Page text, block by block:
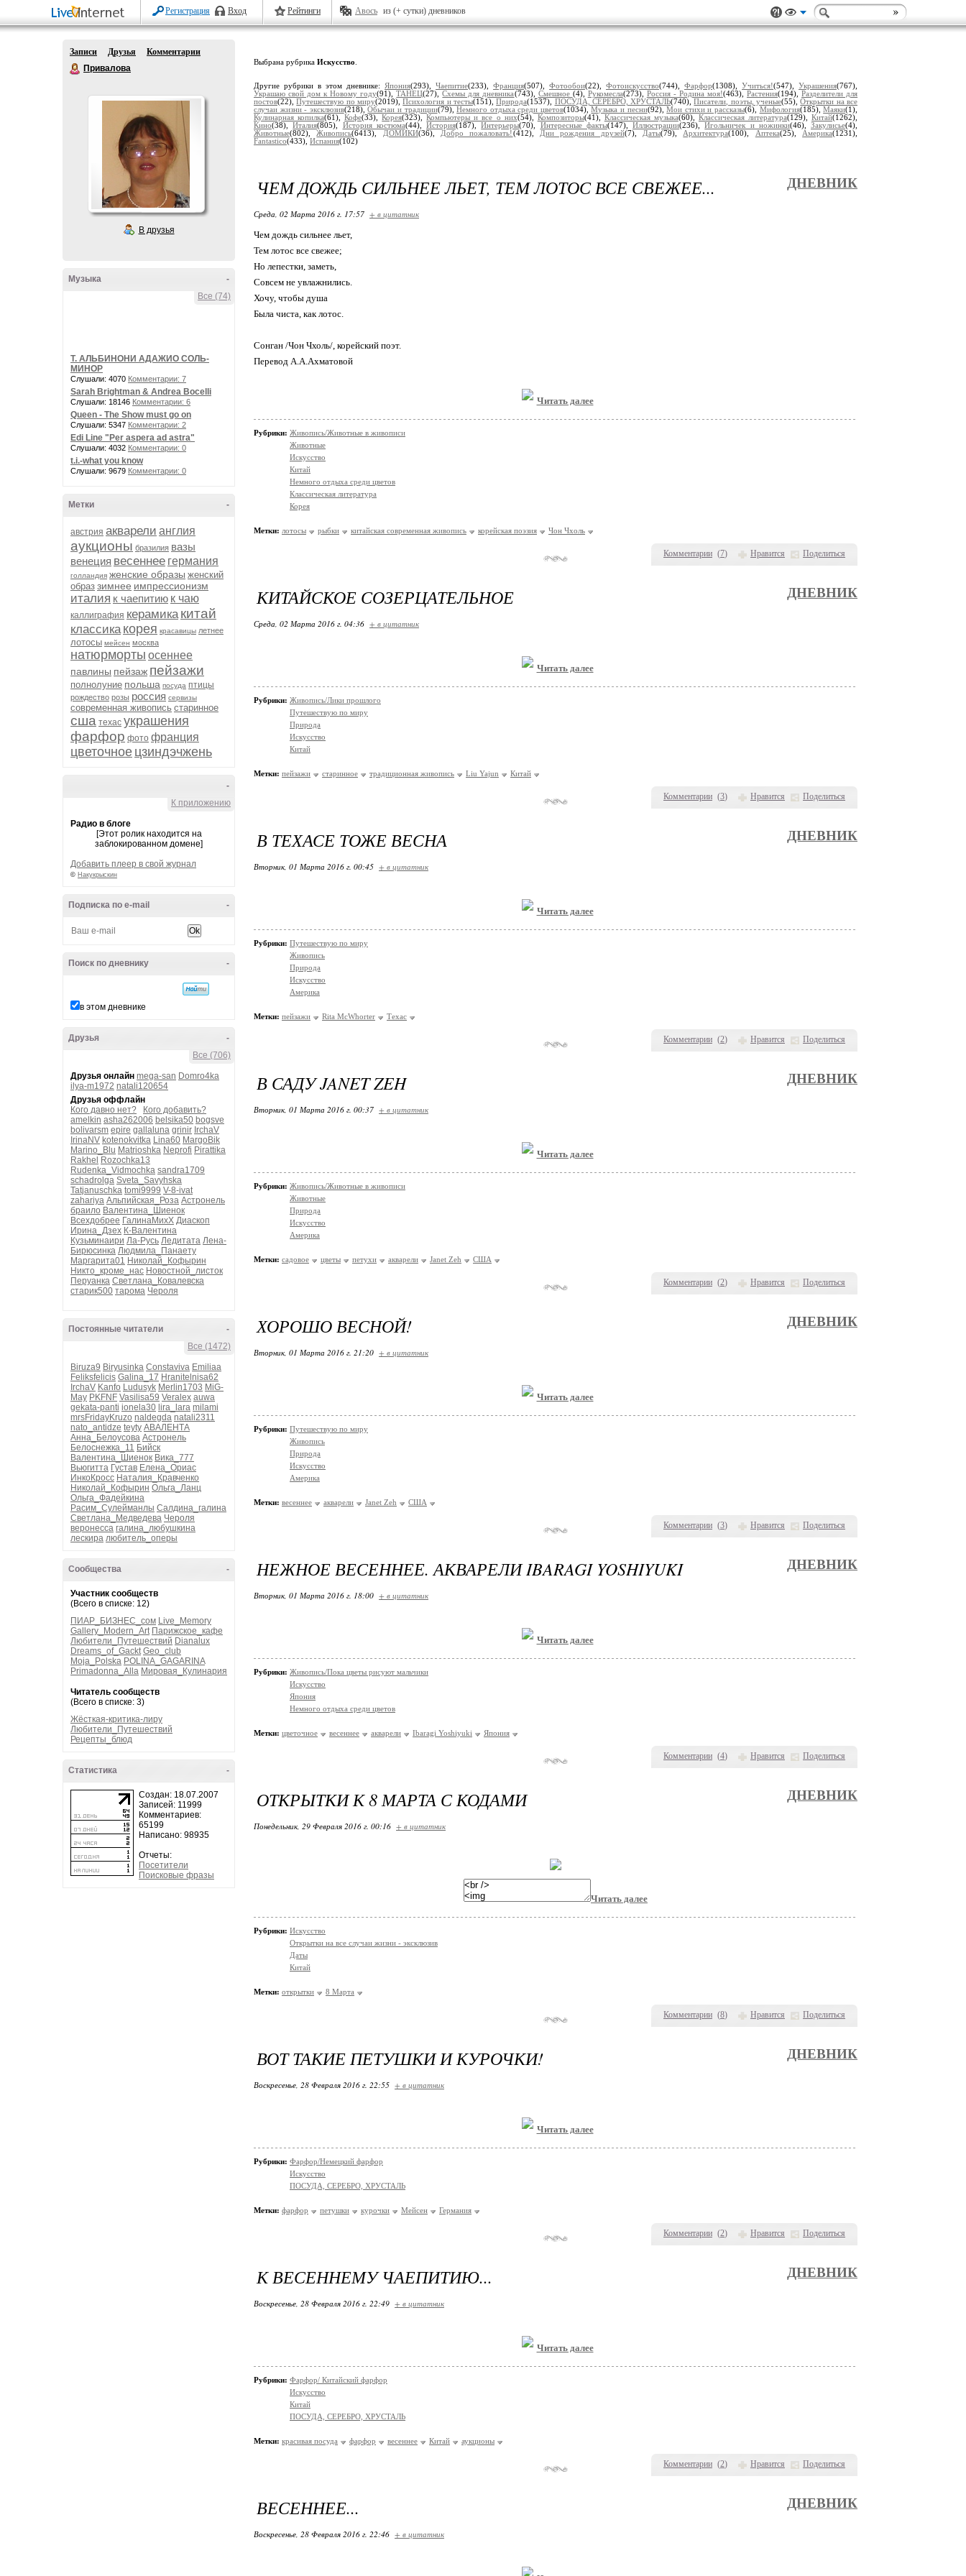
Регистрация Вход Рейтинги Авось из (+ сутки) дневников
Записи Друзья
Комментарии
Привалова
В друзья
-
Музыка
Все (74)
Т. АЛЬБИНОНИ АДАЖИО СОЛЬ-
МИНОР
Слушали: 4070 Комментарии: 7
Sarah Brightman & Andrea Bocelli
Слушали: 18146 Комментарии: 6
Queen - The Show must go on
Слушали: 5347 Комментарии: 2
Edi Line "Per aspera ad astra"
Слушали: 4032 Комментарии: 0
t.i.-what you know
Слушали: 9679 Комментарии: 0
-
Метки
австрия акварели англия
аукционы бразилия вазы
венеция весеннее германия
голландия женские образы женский
образ зимнее импрессионизм
италия к чаепитию к чаю
каллиграфия керамика китай
классика корея красавицы летнее
лотосы мейсен москва
натюрморты осеннее
павлины пейзаж пейзажи
полнолуние польша посуда птицы
рождество розы россия сервизы
современная живопись старинное
сша техас украшения
фарфор фото франция
цветочное цзиндэчжень
-
К приложению
Радио в блоге
[Этот ролик находится на
заблокированном домене]
Добавить плеер в свой журнал
© Накукрыскин
-
Подписка по e-mail
-
Поиск по дневнику
в этом дневнике
-
Друзья
Все (706)
Друзья онлайн mega-san Domro4ka
ilya-m1972 natali120654
Друзья оффлайн
Кого давно нет?
Кого добавить?
amelkin asha262006 belsika50 bogsve
bolivarsm epire gallaluna grinir IrchaV
IrinaNV kotenokvitka Lina60 MargoBik
Marino_Blu Matrioshka Neprofi Pirattika
Rakhel
Rozochka13
Rudenka_Vidmochka sandra1709
schadrolga Sveta_Savyhska
Tatjanuschka tomi9999 V-8-ivat
zahariya Альпийская_Роза Астронель
браило Валентина_Шиенок
Всехдобрее ГалинаМихХ Диаскоп
Ирина_Дзех К-Валентина
Кузьминаири Ла-Русь Ледитата Лена-
Бирюсинка Людмила_Панаету
Маргарита01 Николай_Кофырин
Никто_кроме_нас Новостной_листок
Перуанка Светлана_Ковалевска
старик500 тарома Чероля
-
Постоянные читатели
Все (1472)
Biruza9 Biryusinka Constaviva Emiliaa
Feliksfelicis Galina_17 Hranitelnisa62
IrchaV Kanfo Ludusyk Merlin1703 MiG-
May PKFNF Vasilisa59 Veralex auwa
gekata-panti ionela30 lira_lara milami
mrsFridayKruzo naldegda natali2311
nato_antidze teyty АВАЛЕНТА
Анна_Белоусова Астронель
Белоснежка_11 Бийск
Валентина_Шиенок Вика_777
Вьюгитта Густав Елена_Ориас
ИнкоКросс Наталия_Кравченко
Николай_Кофырин Ольга_Ланц
Ольга_Фадейкина
Расим_Сулейманлы Салдина_галина
Светлана_Медведева Чероля
веронесса галина_любушкина
лескира любитель_оперы
-
Сообщества
Участник сообществ
(Всего в списке: 12)
ПИАР_БИЗНЕС_сом Live_Memory
Gallery_Modern_Art Парижское_кафе
Любители_Путешествий Dianalux
Dreams_of_Gackt Geo_club
Moja_Polska POLINA_GAGARINA
Primadonna_Alla Мировая_Кулинария
Читатель сообществ
(Всего в списке: 3)
Жёсткая-критика-лиру
Любители_Путешествий
Рецепты_блюд
-
Статистика
Создан: 18.07.2007
Записей: 11999
Комментариев:
65199
Написано: 98935
Отчеты:
Посетители
Поисковые фразы
Выбрана рубрика Искусство
Другие рубрики в этом дневнике: Япония(293), Чаепитие(233), Франция(507), Фотообои(22), Фотоискусство(744), Фарфор(1308), Учиться!(547), Украшения(767),
Украшаю свой дом к Новому году(91),ТАНЕЦ(27),Схемы для дневника(743), Смешное (4), Рукомесла(273), Россия - Родина моя!(463), Растения(194),Разделители для
постов(22),Путешествую по миру(2019),Психология и тесты(151),Природа(1537), ПОСУДА, СЕРЕБРО, ХРУСТАЛЬ(740),Писатели, поэты, ученые(55),Открытки на все
случаи жизни - эксклюзив(218),Обычаи и традиции(79),Немного отдыха среди цветов(1034),Музыка и песни(92),Мои стихи и рассказы(6), Мифология(185),Маяки(1),
Кулинарная копилка(61),Кофе(33),Корея(323),Компьютеры и все о них(54), Композиторы(41), Классическая музыка(60), Классическая литература(129),Китай(1262),
Кино(38),Италия(805), История костюма(44), История(187),Интерьеры(70), Интересные факты(147), Иллюстрации(236),Игольничек и ножинки(46), Закулисье(4),
Животные(802),Живопись(6413), ДОМИКИ(36), Добро пожаловать!(412), Дни рождения друзей(7), Даты(79), Архитектура(100), Аптека(25), Америка(1231),
Fantastico(433), Испания(102)
Комментарии (7) Нравится Поделиться
ЧЕМ ДОЖДЬ СИЛЬНЕЕ ЛЬЕТ, ТЕМ ЛОТОС ВСЕ СВЕЖЕЕ... ДНЕВНИК
Среда, 02 Марта 2016 г. 17:57 + в цитатник
Чем дождь сильнее льет,
Тем лотос все свежее;
Но лепестки, заметь,
Совсем не увлажнились.
Хочу, чтобы душа
Была чиста, как лотос.
Сонган /Чон Чхоль/, корейский поэт.
Перевод А.А.Ахматовой
Читать далее
Рубрики: Живопись/Животные в живописи
Животные
Искусство
Китай
Немного отдыха среди цветов
Классическая литература
Корея
Метки: лотосы рыбки китайская современная живопись корейская поэзия Чон Чхоль
Комментарии (3) Нравится Поделиться
КИТАЙСКОЕ СОЗЕРЦАТЕЛЬНОЕ ДНЕВНИК
Среда, 02 Марта 2016 г. 04:36 + в цитатник
Читать далее
Рубрики: Живопись/Лики прошлого
Путешествую по миру
Природа
Искусство
Китай
Метки: пейзажи старинное традиционная живопись Liu Yajun Китай
Комментарии (2) Нравится Поделиться
В ТЕХАСЕ ТОЖЕ ВЕСНА ДНЕВНИК
Вторник, 01 Марта 2016 г. 00:45 + в цитатник
Читать далее
Рубрики: Путешествую по миру
Живопись
Природа
Искусство
Америка
Метки: пейзажи Rita McWhorter Техас
Комментарии (2) Нравится Поделиться
В САДУ JANET ZEH ДНЕВНИК
Вторник, 01 Марта 2016 г. 00:37 + в цитатник
Читать далее
Рубрики: Живопись/Животные в живописи
Животные
Природа
Искусство
Америка
Метки: садовое цветы петухи акварели Janet Zeh США
Комментарии (3) Нравится Поделиться
ХОРОШО ВЕСНОЙ! ДНЕВНИК
Вторник, 01 Марта 2016 г. 21:20 + в цитатник
Читать далее
Рубрики: Путешествую по миру
Живопись
Природа
Искусство
Америка
Метки: весеннее акварели Janet Zeh США
Комментарии (4) Нравится Поделиться
НЕЖНОЕ ВЕСЕННЕЕ. АКВАРЕЛИ IBARAGI YOSHIYUKI ДНЕВНИК
Вторник, 01 Марта 2016 г. 18:00 + в цитатник
Читать далее
Рубрики: Живопись/Пока цветы рисуют мальчики
Искусство
Япония
Немного отдыха среди цветов
Метки: цветочное весеннее акварели Ibaragi Yoshiyuki Япония
Комментарии (8) Нравится Поделиться
ОТКРЫТКИ К 8 МАРТА С КОДАМИ ДНЕВНИК
Понедельник, 29 Февраля 2016 г. 00:16 + в цитатник
Читать далее
Рубрики: Искусство
Открытки на все случаи жизни - эксклюзив
Даты
Китай
Метки: открытки 8 Марта
Комментарии (2) Нравится Поделиться
ВОТ ТАКИЕ ПЕТУШКИ И КУРОЧКИ! ДНЕВНИК
Воскресенье, 28 Февраля 2016 г. 22:55 + в цитатник
Читать далее
Рубрики: Фарфор/Немецкий фарфор
Искусство
ПОСУДА, СЕРЕБРО, ХРУСТАЛЬ
Метки: фарфор петушки курочки Мейсен Германия
Комментарии (2) Нравится Поделиться
К ВЕСЕННЕМУ ЧАЕПИТИЮ... ДНЕВНИК
Воскресенье, 28 Февраля 2016 г. 22:49 + в цитатник
Читать далее
Рубрики: Фарфор/ Китайский фарфор
Искусство
Китай
ПОСУДА, СЕРЕБРО, ХРУСТАЛЬ
Метки: красивая посуда фарфор весеннее Китай аукционы
ВЕСЕННЕЕ... ДНЕВНИК
Воскресенье, 28 Февраля 2016 г. 22:46 + в цитатник